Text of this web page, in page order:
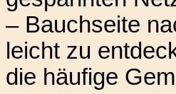
– Bauchseite
leicht zu
die häufige